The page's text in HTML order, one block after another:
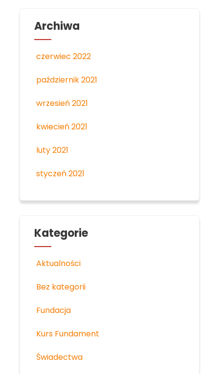
Archiwa
czerwiec 2022
październik 2021
wrzesień 2021
kwiecień 2021
luty 2021
styczeń 2021
Kategorie
Aktualności
Bez kategorii
Fundacja
Kurs Fundament
Świadectwa